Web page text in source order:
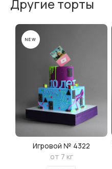
Другие торты
Игровой № 4322
от 7 кг
NEW